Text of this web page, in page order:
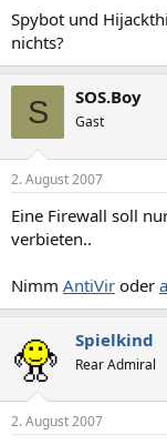
Spybot und
nichts?
S SOS.Boy
Gast
2. August 2007
Eine Firewall soll
verbieten..
Nimm AntiVir oder
Spielkind
Rear Admiral
2. August 2007